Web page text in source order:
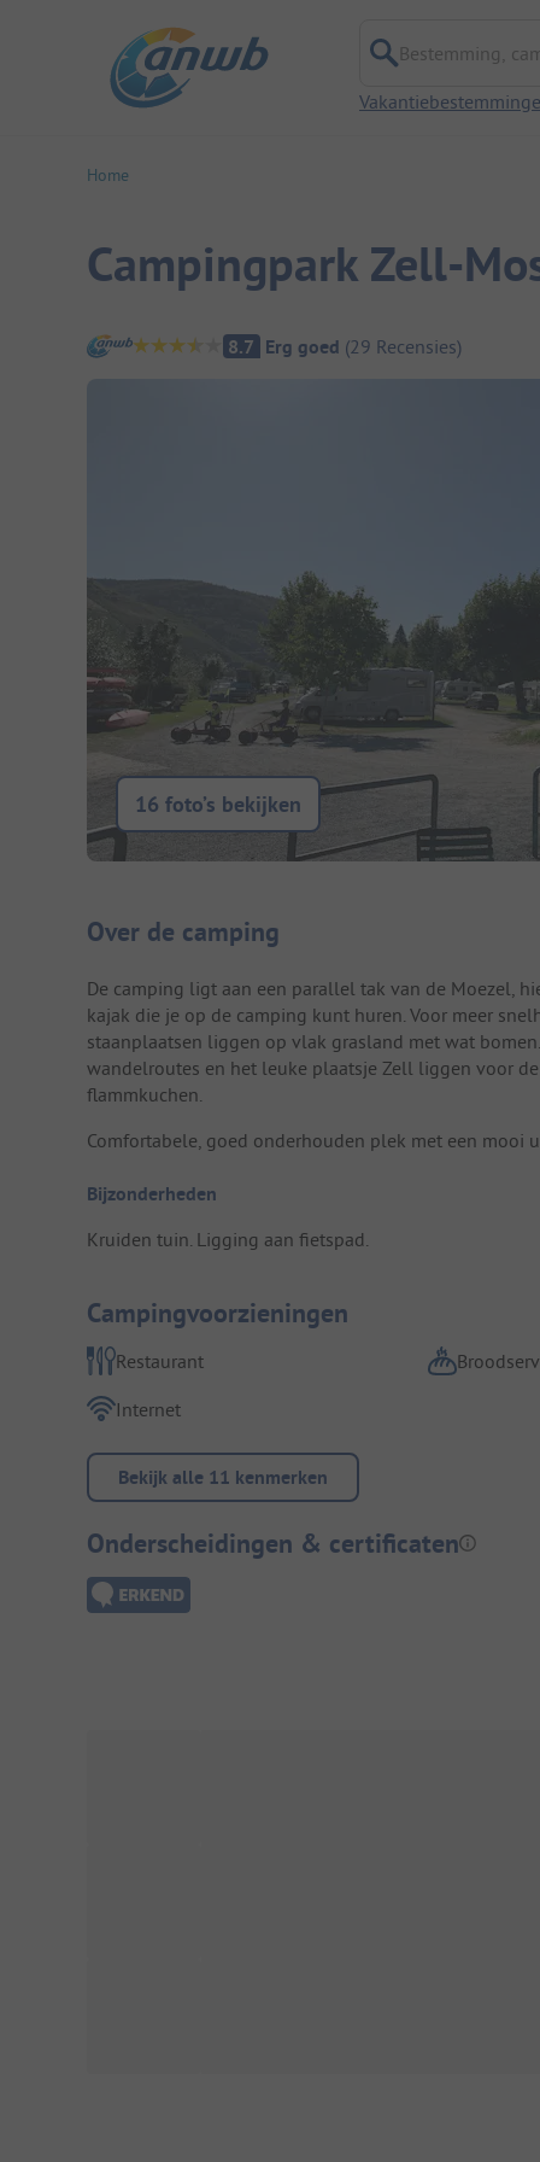
Bestemming,
Home
Campingpark Zell-
Camping overzicht
8.7 Erg goed (29 Recensies)
16 foto’s bekijken
Camping introductie
Over de camping
De camping ligt aan een parallel tak van de Moezel,
kajak die je op de camping kunt huren. Voor meer
staanplaatsen liggen op vlak grasland met wat
wandelroutes en het leuke plaatsje Zell liggen voor
flammkuchen.
Comfortabele, goed onderhouden plek met een mooi
Bijzonderheden
Kruiden tuin. Ligging aan fietspad.
Campingvoorzieningen
Restaurant
Internet
Bekijk alle 11 kenmerken
Onderscheidingen & certificaten